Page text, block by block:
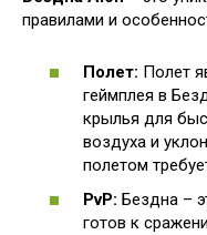
правилами и
Полет: Полет
геймплея в
крылья для
воздуха и
полетом
PvP: Бездна –
готов к